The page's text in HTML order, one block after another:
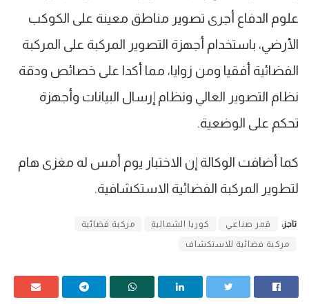
علوم الدفاع أجرى تصوير مناطق معينة على الكوكب
الأرضي، باستخدام أجهزة التصوير المركبة على المركبة
الفضائية أفقيا ومن زوايا، مما أكدا على خصائص ودقة
نظام التصوير العالي ونظام إرسال البيانات وأجهزة
تحكم على الوضعية.
كما أضافت الوكالة إن الاختبار يوم أمس له مغزى هام
لتطوير المركبة الفضائية الاستكشافية.
تاجز: قمر صناعي كوريا الشمالية مركبة فضائية
مركبة فضائية للاستكشاف